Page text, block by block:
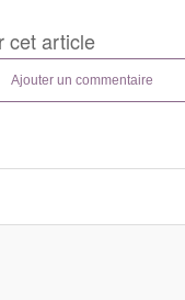
cet article
Ajouter un commentaire